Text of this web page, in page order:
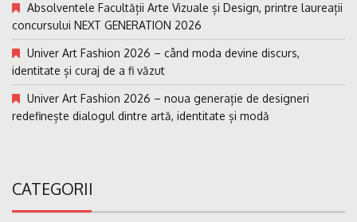
Absolventele Facultății Arte Vizuale și Design, printre laureații
concursului NEXT GENERATION 2026
Univer Art Fashion 2026 – când moda devine discurs,
identitate și curaj de a fi văzut
Univer Art Fashion 2026 – noua generație de designeri
redefinește dialogul dintre artă, identitate și modă
CATEGORII